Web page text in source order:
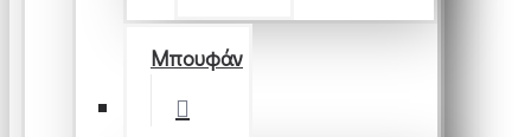
Μπουφάν